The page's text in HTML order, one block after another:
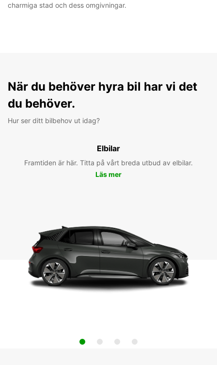
charmiga stad och dess omgivningar.
När du behöver hyra bil har vi det
du behöver.
Hur ser ditt bilbehov ut idag?
Elbilar
Framtiden är här. Titta på vårt breda utbud av elbilar.
Läs mer